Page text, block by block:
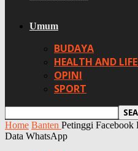
Umum
BUDAYA
HEALTH AND
OPINI
SPORT
Home Banten Petinggi Facebook
Data WhatsApp